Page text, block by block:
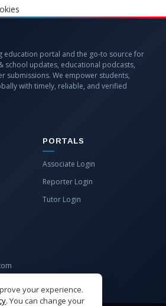
your experience.
. You can change your
education portal and the go-to source for
school updates, educational podcasts,
submissions. We empower students,
with timely, reliable, and verified
PORTALS
Associate Login
Reporter Login
Tutor Login